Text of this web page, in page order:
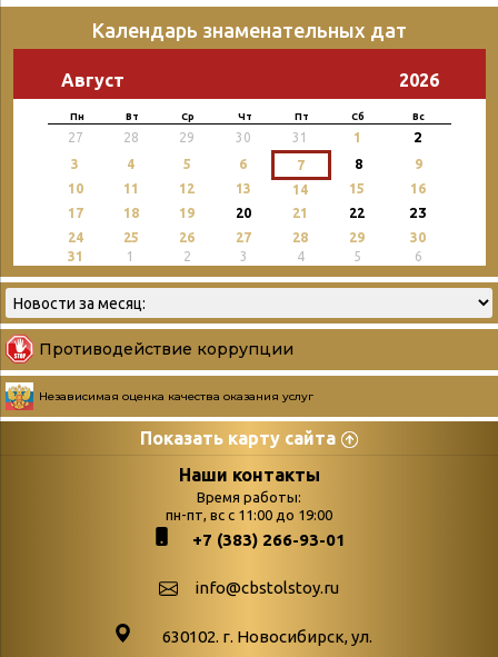
Календарь знаменательных дат
Август 2026
Пн Вт Ср Чт Пт Сб Вс
27 28 29 30 31 1 2
3 4 5 6 7 8
9
10
11 12 13 14 15
16
17
18 19 20 21 22 23
24 25 26 27 28 29
30
31
1 2 3 4 5 6
Противодействие коррупции
Независимая оценка качества оказания услуг
Показать карту сайта
Страницы
podvedenie-itogov-festivalya-
paskhalnaya-palitra
поступлений
Война. Народ.
Наши контакты
Время работы:
пн-пт, вс с 11:00 до 19:00
+7 (383) 266-93-01
info@cbstolstoy.ru
630102. г. Новосибирск, ул.